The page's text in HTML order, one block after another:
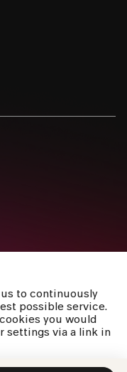
to continuously
possible service.
you would
settings via a link in